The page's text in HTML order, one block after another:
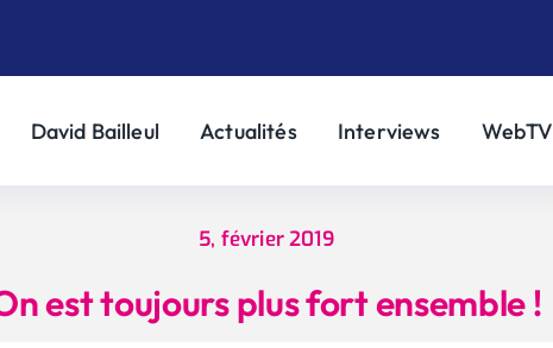
David Bailleul Actualités Interviews WebTV
5, février 2019
est toujours plus fort ensemble !